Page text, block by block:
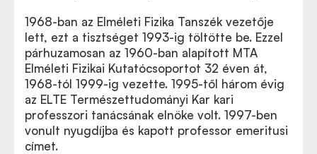
1968-ban az Elméleti Fizika Tanszék vezetője
lett, ezt a tisztséget 1993-ig töltötte be. Ezzel
párhuzamosan az 1960-ban alapított MTA
Elméleti Fizikai Kutatócsoportot 32 éven át,
1968-tól 1999-ig vezette. 1995-től három évig
az ELTE Természettudományi Kar kari
professzori tanácsának elnöke volt. 1997-ben
vonult nyugdíjba és kapott professor emeritusi
címet.